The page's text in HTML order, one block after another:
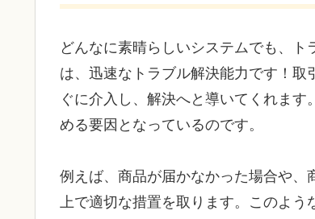
どんなに素晴らしいシステムでも、
は、迅速なトラブル解決能力です！
ぐに介入し、解決へと導いてくれま
める要因となっているのです。
例えば、商品が届かなかった場合や、
上で適切な措置を取ります。このよ